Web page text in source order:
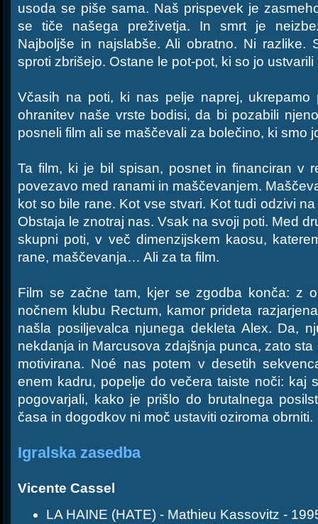
usoda se piše sama. Naš prispevek je
se tiče našega preživetja. In smrt je
Najboljše in najslabše. Ali obratno. Ni razlike.
sproti zbrišejo. Ostane le pot-pot, ki so jo
Včasih na poti, ki nas pelje naprej,
ohranitev naše vrste bodisi, da bi pozabili
posneli film ali se maščevali za bolečino, ki smo
Ta film, ki je bil spisan, posnet in financiran v
povezavo med ranami in maščevanjem.
kot so bile rane. Kot vse stvari. Kot tudi odzivi
Obstaja le znotraj nas. Vsak na svoji poti. Med
skupni poti, v več dimenzijskem kaosu,
rane, maščevanja… Ali za ta film.
Film se začne tam, kjer se zgodba konča: z
nočnem klubu Rectum, kamor prideta
našla posiljevalca njunega dekleta Alex. Da,
nekdanja in Marcusova zdajšnja punca, zato
motivirana. Noé nas potem v desetih
enem kadru, popelje do večera taiste noči: kaj
pogovarjali, kako je prišlo do brutalnega
časa in dogodkov ni moč ustaviti oziroma obrniti.
Igralska zasedba
Vicente Cassel
LA HAINE (HATE) - Mathieu Kassovitz -